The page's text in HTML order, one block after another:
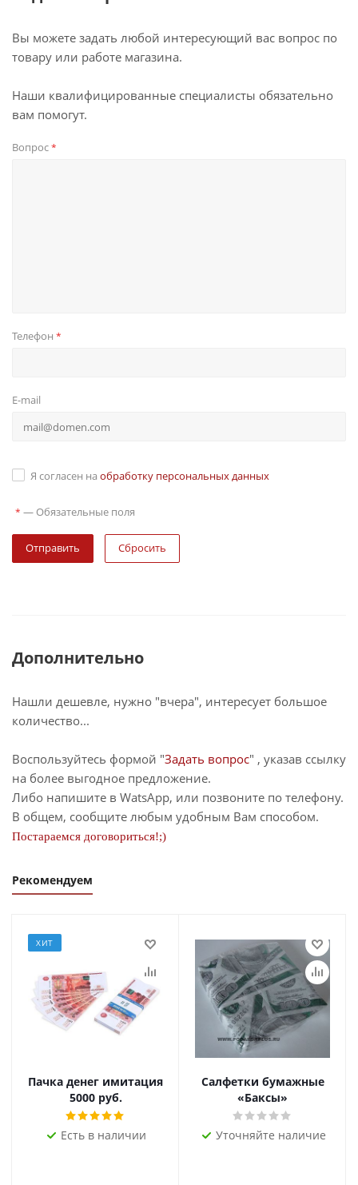
Вы можете задать любой интересующий вас вопрос по
товару или работе магазина.
Наши квалифицированные специалисты обязательно
вам помогут.
Вопрос*
Телефон *
E-mail
Я согласен на обработку персональных данных
* — Обязательные поля
Сбросить
Дополнительно
Нашли дешевле, нужно "вчера", интересует большое
количество...
Воспользуйтесь формой "Задать вопрос" , указав ссылку
на более выгодное предложение.
Либо напишите в WatsApp, или позвоните по телефону.
В общем, сообщите любым удобным Вам способом.
Постараемся договориться!;)
Рекомендуем
ХИТ
Пачка денег имитация
5000 руб.
Есть в наличии
Салфетки бумажные
«Баксы»
Уточняйте наличие